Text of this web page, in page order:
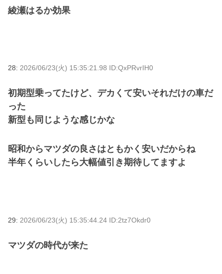
綾瀬はるか効果
28: 2026/06/23(火) 15:35:21.98 ID:QxPRvrIH0
初期型乗ってたけど、デカくて安いそれだけの車だ
った
新型も同じような感じかな
昭和からマツダの良さはともかく安いだからね
半年くらいしたら大幅値引き期待してますよ
29: 2026/06/23(火) 15:35:44.24 ID:2tz7Okdr0
マツダの時代が来た